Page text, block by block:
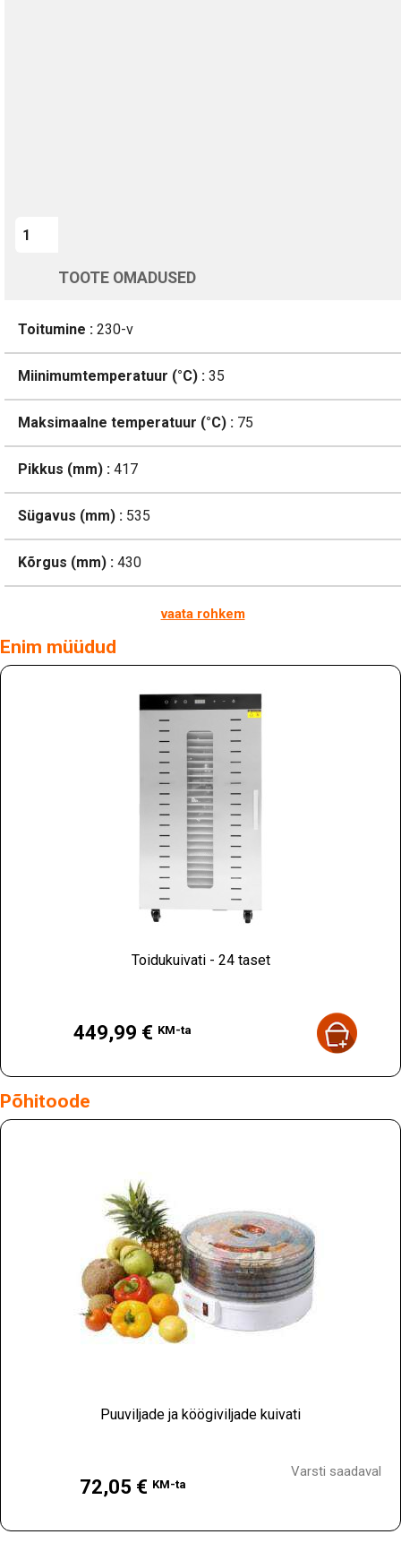
TOOTE OMADUSED
Toitumine : 230-v
Miinimumtemperatuur (°C) : 35
Maksimaalne temperatuur (°C) : 75
Pikkus (mm) : 417
Sügavus (mm) : 535
Kõrgus (mm) : 430
vaata rohkem
Enim müüdud
Toidukuivati - 24 taset
449,99 € KM-ta
Põhitoode
Puuviljade ja köögiviljade kuivati
72,05 € KM-ta
Varsti saadaval